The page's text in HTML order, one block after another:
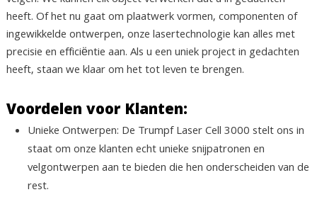
heeft. Of het nu gaat om plaatwerk vormen, componenten of
ingewikkelde ontwerpen, onze lasertechnologie kan alles met
precisie en efficiëntie aan. Als u een uniek project in gedachten
heeft, staan we klaar om het tot leven te brengen.
Voordelen voor Klanten:
Unieke Ontwerpen: De Trumpf Laser Cell 3000 stelt ons in
staat om onze klanten echt unieke snijpatronen en
velgontwerpen aan te bieden die hen onderscheiden van de
rest.